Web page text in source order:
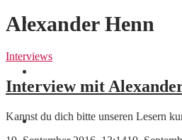
Allgemein
News
Alexander Henn
Interviews
Interview mit
Kannst du dich bitte unseren Lesern